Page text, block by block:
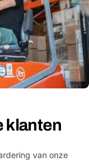
klanten
van onze